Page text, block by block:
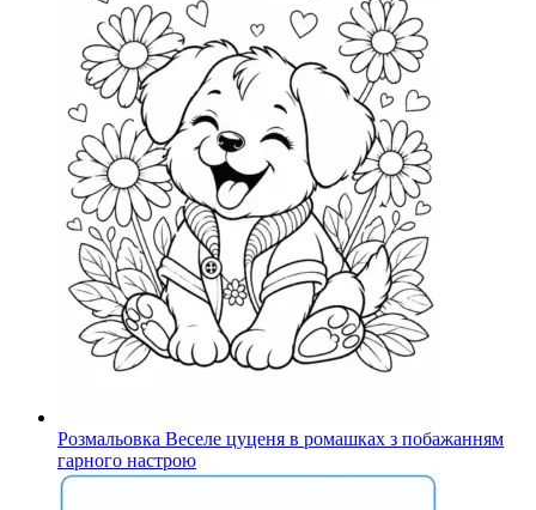
Розмальовка Веселе цуценя в ромашках з побажанням
гарного настрою